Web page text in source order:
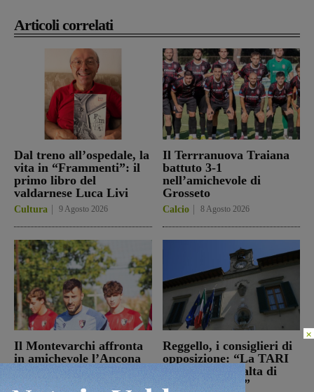
Articoli correlati
Dal treno all’ospedale, la
vita in “Frammenti”: il
primo libro del
valdarnese Luca Livi
Cultura 9 Agosto 2026
Il Terrranuova Traiana
battuto 3-1
nell’amichevole di
Grosseto
Calcio 8 Agosto 2026
Il Montevarchi affronta
in amichevole l’Ancona
Reggello, i consiglieri di
opposizione: “La TARI
2026 resta più alta di
quella del 2022”
×